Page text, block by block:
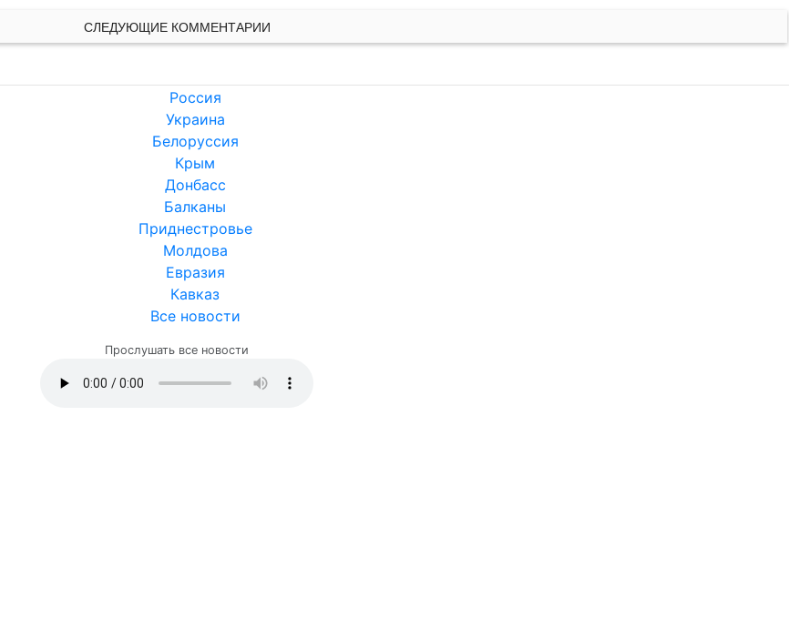
СЛЕДУЮЩИЕ КОММЕНТАРИИ
Россия
Украина
Белоруссия
Крым
Донбасс
Балканы
Приднестровье
Молдова
Евразия
Кавказ
Все новости
Прослушать все новости